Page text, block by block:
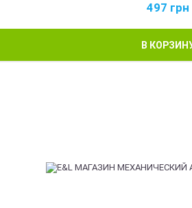
497 грн
В